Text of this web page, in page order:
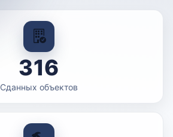
316
Сданных объектов